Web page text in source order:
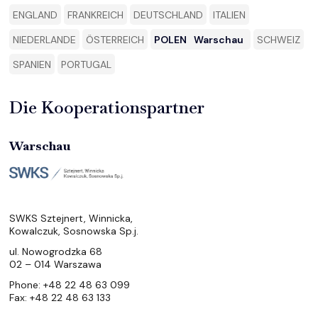
ENGLAND FRANKREICH DEUTSCHLAND
ITALIEN
NIEDERLANDE
ÖSTERREICH POLEN Warschau
SCHWEIZ
SPANIEN
PORTUGAL
Die Kooperationspartner
Warschau
SWKS Sztejnert, Winnicka,
Kowalczuk, Sosnowska Sp.j.
ul. Nowogrodzka 68
02 – 014 Warszawa
Phone: +48 22 48 63 099
Fax: +48 22 48 63 133